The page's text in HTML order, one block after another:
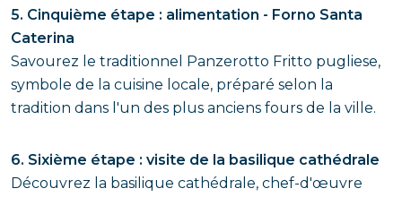
5. Cinquième étape : alimentation - Forno Santa
Caterina
Savourez le traditionnel Panzerotto Fritto pugliese,
symbole de la cuisine locale, préparé selon la
tradition dans l'un des plus anciens fours de la ville.
6. Sixième étape : visite de la basilique cathédrale
Découvrez la basilique cathédrale, chef-d'œuvre